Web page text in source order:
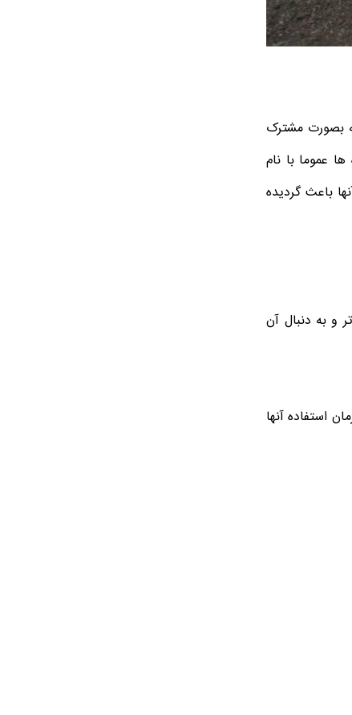
بصورت مشترک
عموما با نام
باعث گردیده
و به دنبال آن
استفاده آنها